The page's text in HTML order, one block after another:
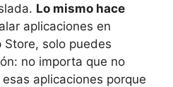
Lo mismo hace
aplicaciones en
Store, solo puedes
no importa que no
aplicaciones porque